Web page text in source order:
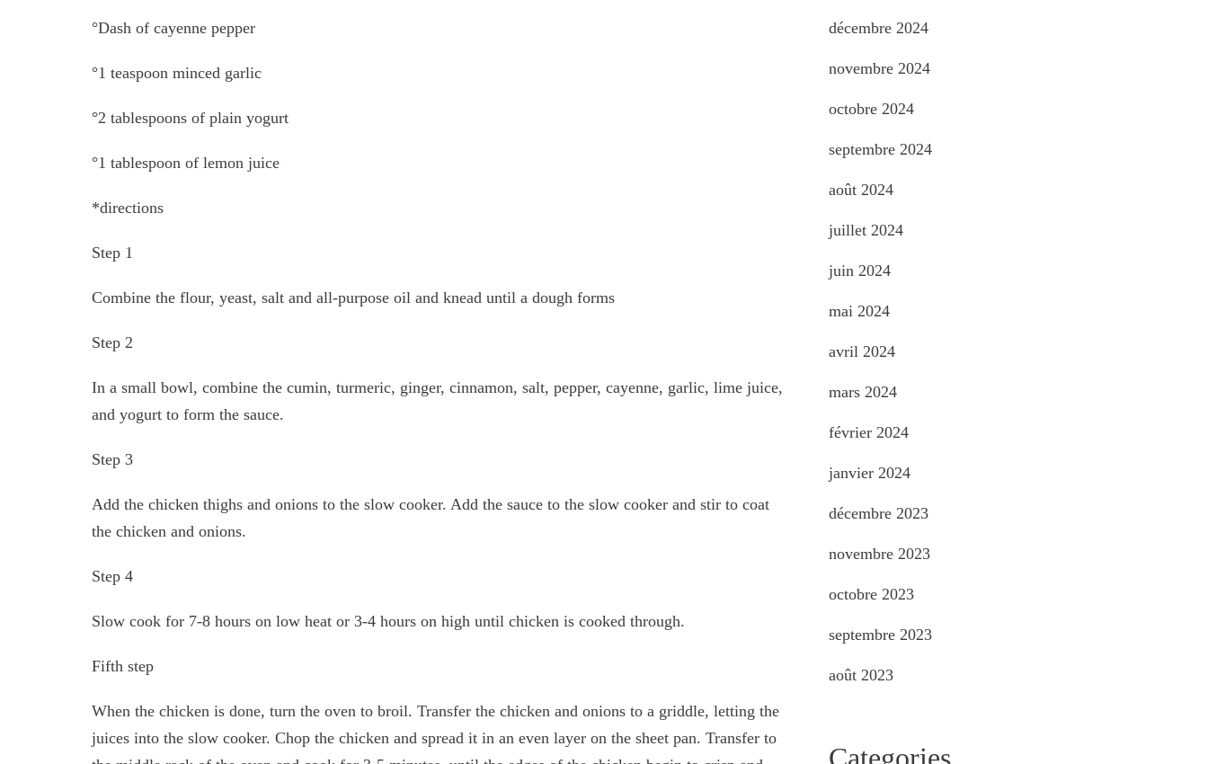
°Dash of cayenne pepper
°1 teaspoon minced garlic
°2 tablespoons of plain yogurt
°1 tablespoon of lemon juice
*directions
Step 1
Combine the flour, yeast, salt and all-purpose oil and knead until a dough forms
Step 2
In a small bowl, combine the cumin, turmeric, ginger, cinnamon, salt, pepper, cayenne, garlic, lime juice,
and yogurt to form the sauce.
Step 3
Add the chicken thighs and onions to the slow cooker. Add the sauce to the slow cooker and stir to coat
the chicken and onions.
Step 4
Slow cook for 7-8 hours on low heat or 3-4 hours on high until chicken is cooked through.
Fifth step
When the chicken is done, turn the oven to broil. Transfer the chicken and onions to a griddle, letting the
juices into the slow cooker. Chop the chicken and spread it in an even layer on the sheet pan. Transfer to
décembre 2024
novembre 2024
octobre 2024
septembre 2024
août 2024
juillet 2024
juin 2024
mai 2024
avril 2024
mars 2024
février 2024
janvier 2024
décembre 2023
novembre 2023
octobre 2023
septembre 2023
août 2023